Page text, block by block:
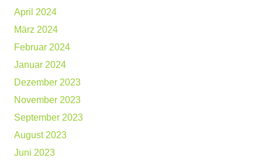
April 2024
März 2024
Februar 2024
Januar 2024
Dezember 2023
November 2023
September 2023
August 2023
Juni 2023